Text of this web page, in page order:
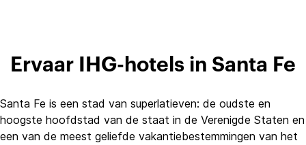
Ervaar IHG-hotels in Santa Fe
Santa Fe is een stad van superlatieven: de oudste en
hoogste hoofdstad van de staat in de Verenigde Staten en
een van de meest geliefde vakantiebestemmingen van het